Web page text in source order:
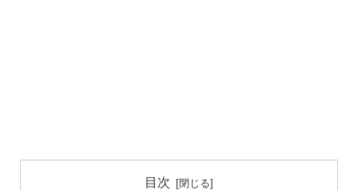
目次